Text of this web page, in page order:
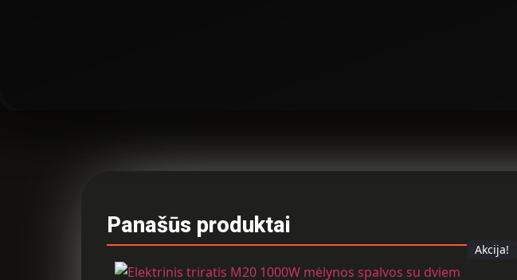
Panašūs produktai
Akcija!